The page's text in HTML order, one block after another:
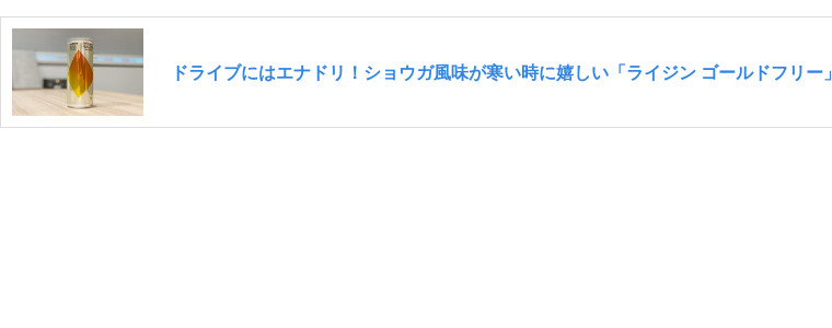
ドライブにはエナドリ！ショウガ風味が寒い時に嬉しい「ライジン ゴールドフリー」